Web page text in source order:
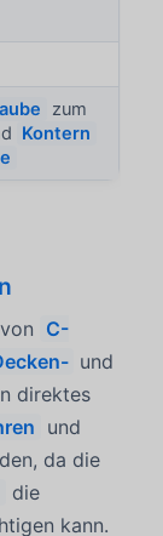
zum
Kontern
C-
und
direktes
und
da die
die
kann.